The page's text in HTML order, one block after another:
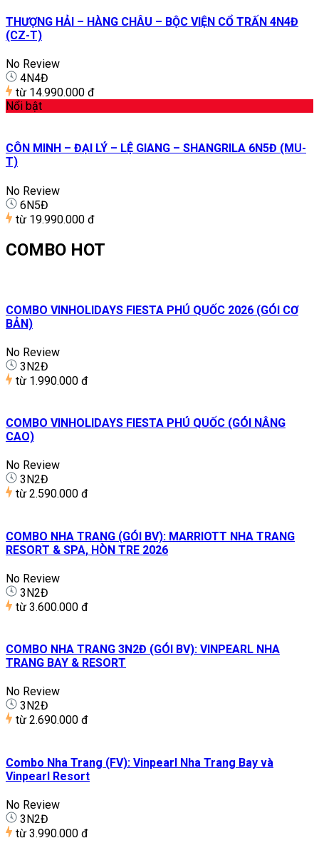
THƯỢNG HẢI – HÀNG CHÂU – BỘC VIỆN CỔ TRẤN 4N4Đ
(CZ-T)
No Review
4N4Đ
từ 14.990.000 đ
Nổi bật
CÔN MINH – ĐẠI LÝ – LỆ GIANG – SHANGRILA 6N5Đ (MU-
T)
No Review
6N5Đ
từ 19.990.000 đ
COMBO HOT
COMBO VINHOLIDAYS FIESTA PHÚ QUỐC 2026 (GÓI CƠ
BẢN)
No Review
3N2Đ
từ 1.990.000 đ
COMBO VINHOLIDAYS FIESTA PHÚ QUỐC (GÓI NÂNG
CAO)
No Review
3N2Đ
từ 2.590.000 đ
COMBO NHA TRANG (GÓI BV): MARRIOTT NHA TRANG
RESORT & SPA, HÒN TRE 2026
No Review
3N2Đ
từ 3.600.000 đ
COMBO NHA TRANG 3N2Đ (GÓI BV): VINPEARL NHA
TRANG BAY & RESORT
No Review
3N2Đ
từ 2.690.000 đ
Combo Nha Trang (FV): Vinpearl Nha Trang Bay và
Vinpearl Resort
No Review
3N2Đ
từ 3.990.000 đ